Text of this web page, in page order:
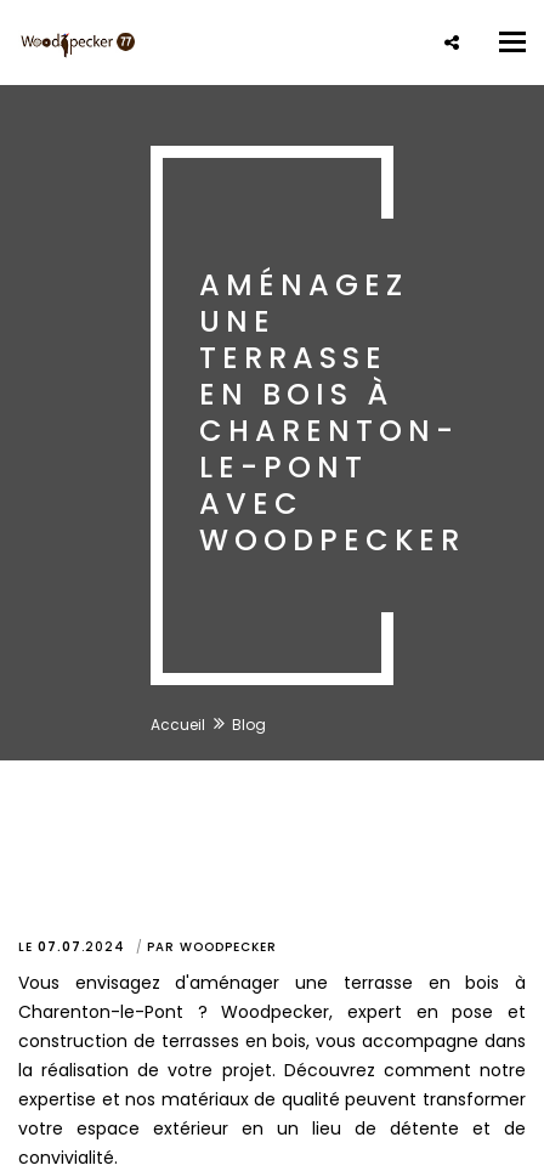
contenu
AMÉNAGEZ
UNE
TERRASSE
EN BOIS À
CHARENTON-
LE-PONT
AVEC
WOODPECKER
Accueil Blog
LE 07.07 .2024 PAR WOODPECKER
Vous envisagez d'aménager une terrasse en bois à
Charenton-le-Pont ? Woodpecker, expert en pose et
construction de terrasses en bois, vous accompagne dans
la réalisation de votre projet. Découvrez comment notre
expertise et nos matériaux de qualité peuvent transformer
votre espace extérieur en un lieu de détente et de
convivialité.